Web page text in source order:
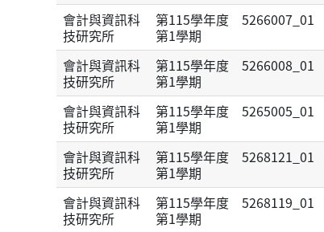
會計與資訊科
技研究所
第115學年度
第1學期
5266007_01
會計與資訊科
技研究所
第115學年度
第1學期
5266008_01
會計與資訊科
技研究所
第115學年度
第1學期
5265005_01
會計與資訊科
技研究所
第115學年度
第1學期
5268121_01
會計與資訊科
技研究所
第115學年度
第1學期
5268119_01